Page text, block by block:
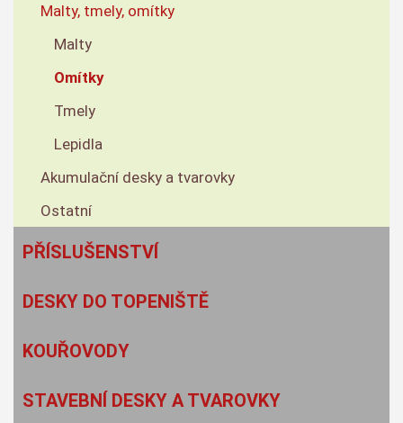
Malty, tmely, omítky
Malty
Omítky
Tmely
Lepidla
Akumulační desky a tvarovky
Ostatní
PŘÍSLUŠENSTVÍ
DESKY DO TOPENIŠTĚ
KOUŘOVODY
STAVEBNÍ DESKY A TVAROVKY